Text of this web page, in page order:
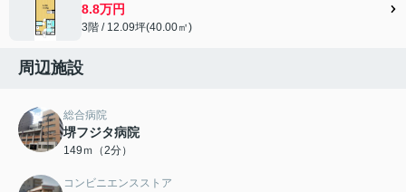
8.8万円
3階 / 12.09坪(40.00㎡)
周辺施設
総合病院
堺フジタ病院
149ｍ（2分）
コンビニエンスストア